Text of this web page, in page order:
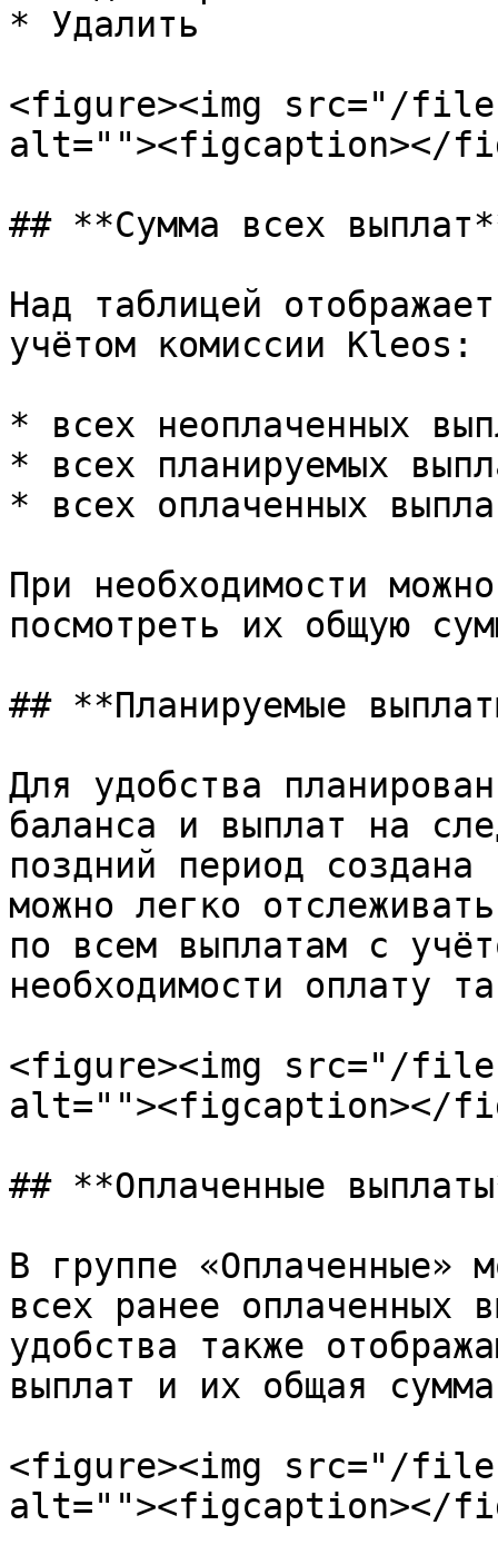
* Удалить
<figure><img src="/
alt=""><figcaption></
## **Сумма всех
Над таблицей
учётом комиссии Kleos:
* всех неоплаченных
* всех планируемых
* всех оплаченных
При необходимости
посмотреть их общую
## **Планируемые
Для удобства
баланса и выплат на
поздний период
можно легко
по всем выплатам с
необходимости оплату
<figure><img src="/files/
alt=""><figcaption></
## **Оплаченные
В группе «Оплаченные»
всех ранее оплаченных
удобства также
выплат и их общая
<figure><img src="/files/
alt=""><figcaption></